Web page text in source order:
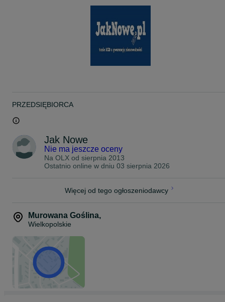
62-095 Murowana Goślina
Oferujemy Państwu sprzęt najwyższej jakości renomowanych
bezpiecznie.
Towar, który mamy w ofercie może pochodzić z wyprzedaży
magazynowych , ekspozycji, być używany lub nowy, może nosić
Potrzebujesz więcej sprzętu RTV / AGD?
Sprawdź nasze pozostałe ogłoszenia
PRZEDSIĘBIORCA
Jak Nowe
Nie ma jeszcze oceny
Na OLX od sierpnia 2013
Ostatnio online w dniu 03 sierpnia 2026
Więcej od tego ogłoszeniodawcy
Murowana Goślina,
Wielkopolskie